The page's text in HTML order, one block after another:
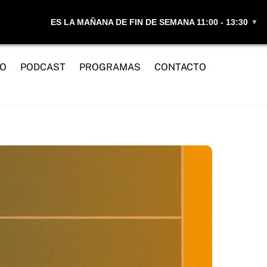
ES LA MAÑANA DE FIN DE SEMANA 11:00 - 13:30 ▼
PODCAST PROGRAMAS CONTACTO